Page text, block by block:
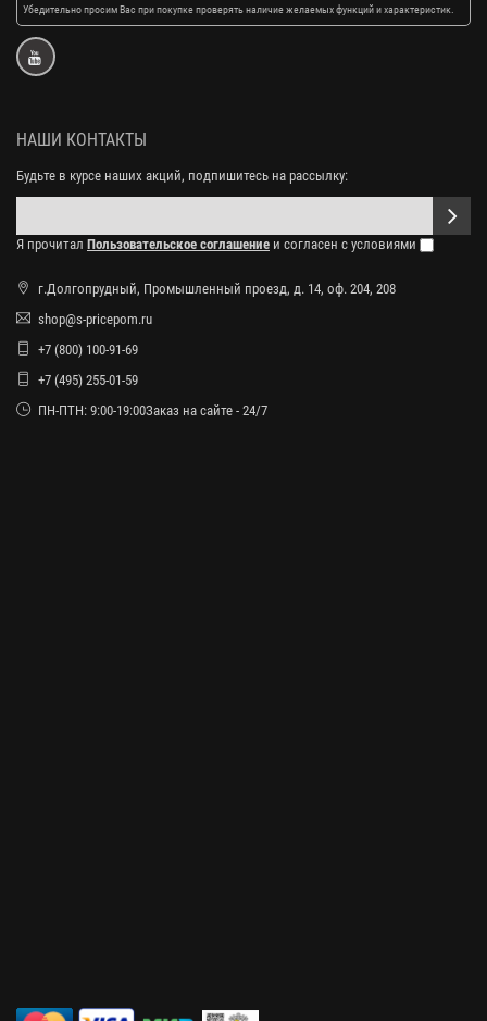
Убедительно просим Вас при покупке проверять наличие желаемых функций и характеристик.
НАШИ КОНТАКТЫ
Будьте в курсе наших акций, подпишитесь на рассылку:
Я прочитал Пользовательское соглашение и согласен с условиями
г.Долгопрудный, Промышленный проезд, д. 14, оф. 204, 208
shop@s-pricepom.ru
+7 (800) 100-91-69
+7 (495) 255-01-59
ПН-ПТН: 9:00-19:00Заказ на сайте - 24/7